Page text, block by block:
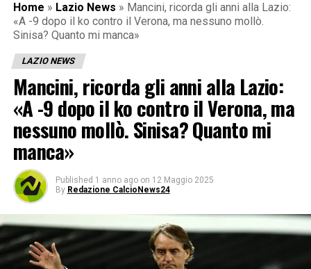
Home » Lazio News » Mancini, ricorda gli anni alla Lazio:
«A -9 dopo il ko contro il Verona, ma nessuno mollò.
Sinisa? Quanto mi manca»
LAZIO NEWS
Mancini, ricorda gli anni alla Lazio:
«A -9 dopo il ko contro il Verona, ma
nessuno mollò. Sinisa? Quanto mi
manca»
Published 1 anno ago on 12 Maggio 2025
By Redazione CalcioNews24